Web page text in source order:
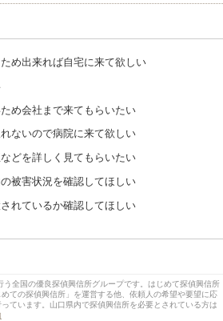
め出来れば自宅に来て欲しい
め会社まで来てもらいたい
ないので病院に来て欲しい
どを詳しく見てもらいたい
被害状況を確認してほしい
れているか確認してほしい
全国の優良探偵興信所グループです。はじめて探偵興信所
ての探偵興信所」を運営する他、依頼人の希望や要望に応
ています。山口県内で探偵興信所を必要とされている方は